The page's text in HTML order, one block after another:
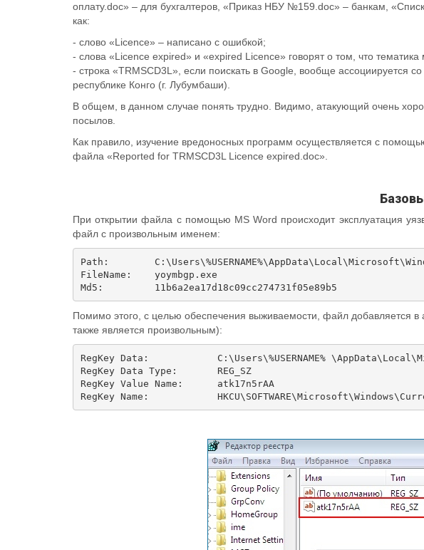
оплату.doc» – для бухгалтеров, «Приказ НБУ №159.doc» – банкам,
как:
- слово «Licence» – написано с ошибкой;
- слова «Licence expired» и «expired Licence» говорят о том, что тематика
- строка «TRMSCD3L», если поискать в Google, вообще ассоциируется
республике Конго (г. Лубумбаши).
В общем, в данном случае понять трудно. Видимо, атакующий очень
посылов.
Как правило, изучение вредоносных программ осуществляется с
файла «Reported for TRMSCD3L Licence expired.doc».
При открытии файла с помощью MS Word происходит эксплуатация
файл c произвольным именем:
Path:
FileName:    yoymbgp.exe
Помимо этого, с целью обеспечения выживаемости, файл добавляется в
также является произвольным):
RegKey Data:        	C:\Users\%USERNAME% \AppData\Local\Microsoft\Windows\ yoymbgp.exe
RegKey Data Type:    	REG_SZ
RegKey Value Name:    	atk17n5rAA